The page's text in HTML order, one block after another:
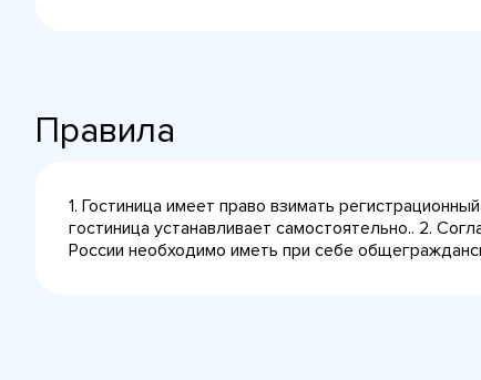
Правила
1. Гостиница имеет право взимать
гостиница устанавливает самостоятельно.. 2.
России необходимо иметь при себе